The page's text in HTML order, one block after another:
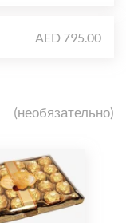
AED 795.00
(необязательно)